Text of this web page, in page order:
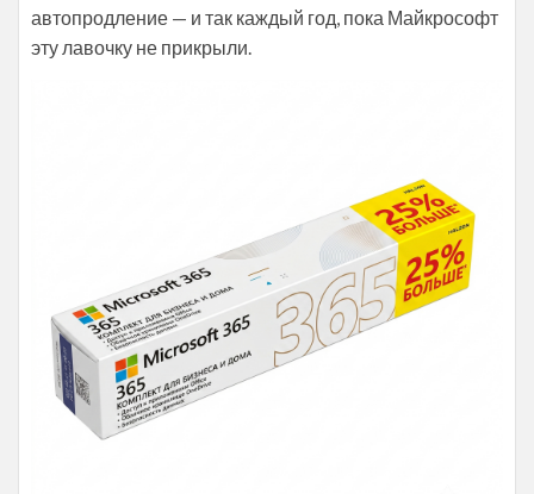
автопродление — и так каждый год, пока Майкрософт
эту лавочку не прикрыли.